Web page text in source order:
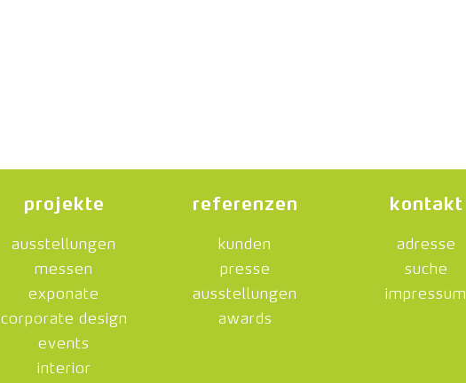
projekte
ausstellungen
messen
exponate
corporate design
events
interior
referenzen
kunden
presse
ausstellungen
awards
kontakt
adresse
suche
impressum